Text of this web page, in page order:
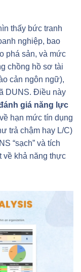
thấy bức tranh
nghiệp, bao
phá sản, và mức
chồng hồ sơ tài
cản ngôn ngữ),
DUNS. Điều này
giá năng lực
hạn mức tín dụng
trả chậm hay L/C)
“sạch” và tích
về khả năng thực